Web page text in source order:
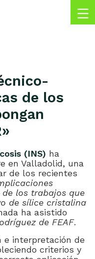
de los
(INS) ha
en Valladolid, una
de los recientes
los trabajos que
de sílice cristalina
ha asistido
de FEAF.
e interpretación de
criterios y